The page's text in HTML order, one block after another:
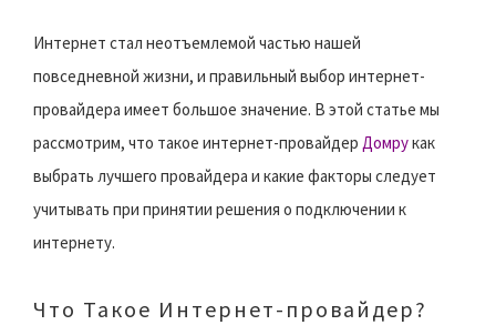
Интернет стал неотъемлемой частью нашей
повседневной жизни, и правильный выбор интернет-
провайдера имеет большое значение. В этой статье мы
рассмотрим, что такое интернет-провайдер Домрукак
выбрать лучшего провайдера и какие факторы следует
учитывать при принятии решения о подключении к
интернету.
Что Такое Интернет-провайдер?